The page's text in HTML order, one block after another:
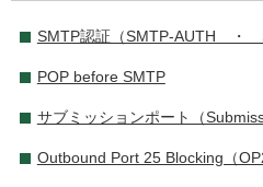
SMTP認証（SMTP-AUTH ・
POP before SMTP
サブミッションポート（
Outbound Port 25 Blocking（